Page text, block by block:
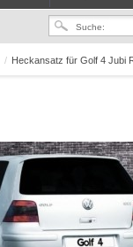
/ Heckansatz für Golf 4 Jubi